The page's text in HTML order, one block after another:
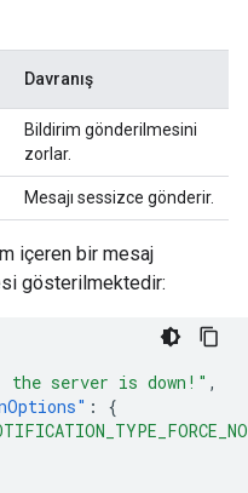
Davranış
Bildirim gönderilmesini
zorlar.
Mesajı sessizce gönderir.
içeren bir mesaj
gösterilmektedir:
server is down!" ,
:
{